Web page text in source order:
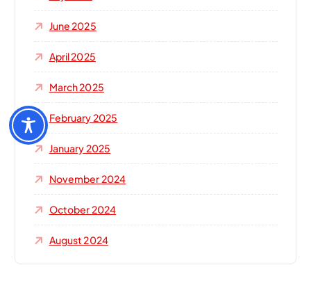
June 2025
April 2025
March 2025
February 2025
January 2025
November 2024
October 2024
August 2024